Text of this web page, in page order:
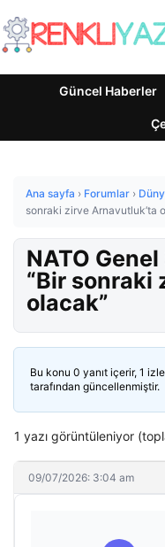
Güncel Haberler
Ana sayfa › Forumlar ›
sonraki zirve Arnavutluk’ta
NATO
“Bir sonraki
olacak”
Bu konu 0 yanıt içerir, 1
tarafından güncellenmiştir.
1 yazı görüntüleniyor
09/07/2026: 3:04 am